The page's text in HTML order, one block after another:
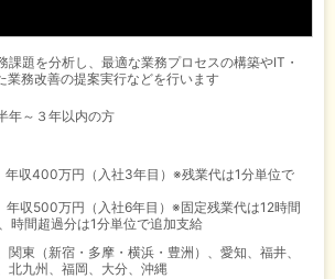
課題を分析し、最適な業務プロセスの構築やIT・
業務改善の提案実行などを行います
年～３年以内の方
年収400万円（入社3年目）※残業代は1分単位で
年収500万円（入社6年目）※固定残業代は12時間
時間超過分は1分単位で追加支給
関東（新宿・多摩・横浜・豊洲）、愛知、福井、
北九州、福岡、大分、沖縄